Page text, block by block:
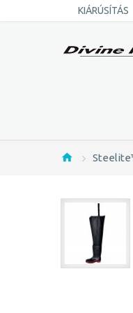
KIÁRÚSÍTÁS